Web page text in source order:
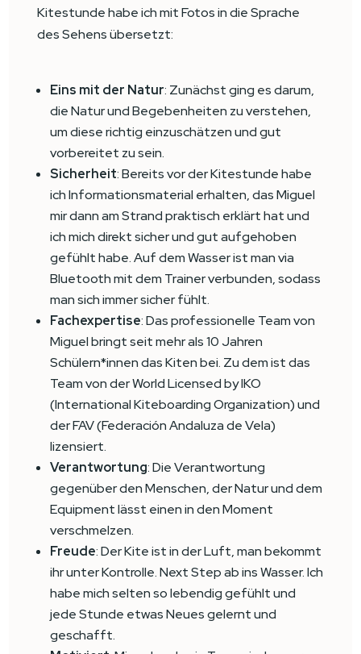
Kitestunde habe ich mit Fotos in die Sprache
des Sehens übersetzt:
Eins mit der Natur: Zunächst ging es darum,
die Natur und Begebenheiten zu verstehen,
um diese richtig einzuschätzen und gut
vorbereitet zu sein.
Sicherheit: Bereits vor der Kitestunde habe
ich Informationsmaterial erhalten, das Miguel
mir dann am Strand praktisch erklärt hat und
ich mich direkt sicher und gut aufgehoben
gefühlt habe. Auf dem Wasser ist man via
Bluetooth mit dem Trainer verbunden, sodass
man sich immer sicher fühlt.
Fachexpertise: Das professionelle Team von
Miguel bringt seit mehr als 10 Jahren
Schülern*innen das Kiten bei. Zu dem ist das
Team von der World Licensed by IKO
(International Kiteboarding Organization) und
der FAV (Federación Andaluza de Vela)
lizensiert.
Verantwortung: Die Verantwortung
gegenüber den Menschen, der Natur und dem
Equipment lässt einen in den Moment
verschmelzen.
Freude: Der Kite ist in der Luft, man bekommt
ihr unter Kontrolle. Next Step ab ins Wasser. Ich
habe mich selten so lebendig gefühlt und
jede Stunde etwas Neues gelernt und
geschafft.